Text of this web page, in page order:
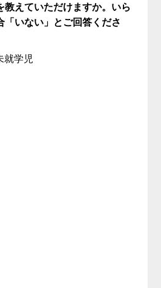
教えていただけますか。いら
「いない」とご回答くださ
就学児